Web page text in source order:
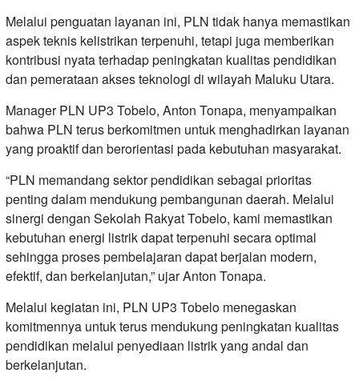
Melalui penguatan layanan ini, PLN tidak hanya memastikan
aspek teknis kelistrikan terpenuhi, tetapi juga memberikan
kontribusi nyata terhadap peningkatan kualitas pendidikan
dan pemerataan akses teknologi di wilayah Maluku Utara.
Manager PLN UP3 Tobelo, Anton Tonapa, menyampaikan
bahwa PLN terus berkomitmen untuk menghadirkan layanan
yang proaktif dan berorientasi pada kebutuhan masyarakat.
“PLN memandang sektor pendidikan sebagai prioritas
penting dalam mendukung pembangunan daerah. Melalui
sinergi dengan Sekolah Rakyat Tobelo, kami memastikan
kebutuhan energi listrik dapat terpenuhi secara optimal
sehingga proses pembelajaran dapat berjalan modern,
efektif, dan berkelanjutan,” ujar Anton Tonapa.
Melalui kegiatan ini, PLN UP3 Tobelo menegaskan
komitmennya untuk terus mendukung peningkatan kualitas
pendidikan melalui penyediaan listrik yang andal dan
berkelanjutan.